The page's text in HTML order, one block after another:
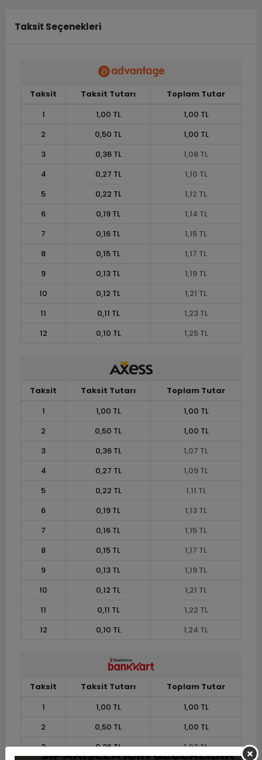
Taksit Seçenekleri
Taksit Taksit Tutarı
Toplam Tutar
1
1,00 TL
1,00 TL
2
0,50 TL
1,00 TL
3
0,36 TL
1,08 TL
4
0,27 TL
1,10 TL
5
0,22 TL
1,12 TL
6
0,19 TL
1,14 TL
7
0,16 TL
1,15 TL
8
0,15 TL
1,17 TL
9
0,13 TL
1,19 TL
10
0,12 TL
1,21 TL
11
0,11 TL
1,23 TL
12
0,10 TL 1,25 TL
Taksit Taksit Tutarı
Toplam Tutar
1
1,00 TL
1,00 TL
2
0,50 TL
1,00 TL
3
0,36 TL
1,07 TL
4
0,27 TL
1,09 TL
5
0,22 TL
1,11 TL
6
0,19 TL
1,13 TL
7
0,16 TL
1,15 TL
8
0,15 TL
1,17 TL
9
0,13 TL
1,19 TL
10
0,12 TL
1,21 TL
11
0,11 TL
1,22 TL
12
0,10 TL 1,24 TL
Taksit Taksit Tutarı
Toplam Tutar
1
1,00 TL
1,00 TL
2
0,50 TL
1,00 TL
3
0,36 TL
1,07 TL